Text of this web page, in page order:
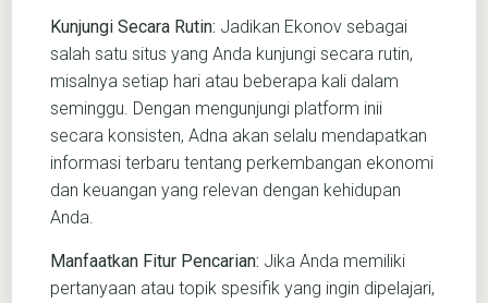
Kunjungi Secara Rutin: Jadikan Ekonov sebagai
salah satu situs yang Anda kunjungi secara rutin,
misalnya setiap hari atau beberapa kali dalam
seminggu. Dengan mengunjungi platform inii
secara konsisten, Adna akan selalu mendapatkan
informasi terbaru tentang perkembangan ekonomi
dan keuangan yang relevan dengan kehidupan
Anda.
Manfaatkan Fitur Pencarian: Jika Anda memiliki
pertanyaan atau topik spesifik yang ingin dipelajari,